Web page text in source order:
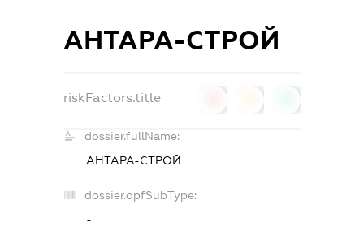
АНТАРА-СТРОЙ
riskFactors.title
dossier.fullName:
АНТАРА-СТРОЙ
dossier.opfSubType:
-